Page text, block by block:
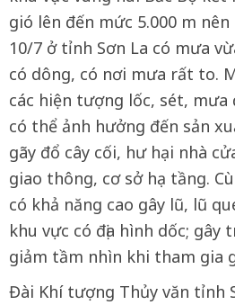
gió lên đến mức 5.000 m
10/7 ở tỉnh Sơn La có mưa
có dông, có nơi mưa rất to.
các hiện tượng lốc, sét, mưa
có thể ảnh hưởng đến sản
gãy đổ cây cối, hư hại nhà
giao thông, cơ sở hạ tầng.
có khả năng cao gây lũ, lũ
khu vực có địa hình dốc;
giảm tầm nhìn khi tham gia
Đài Khí tượng Thủy văn tỉnh